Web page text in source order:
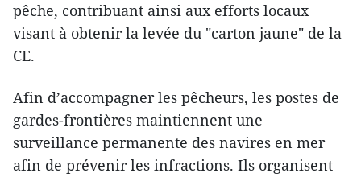
pêche, contribuant ainsi aux efforts locaux
visant à obtenir la levée du "carton jaune" de la
CE.
Afin d’accompagner les pêcheurs, les postes de
gardes-frontières maintiennent une
surveillance permanente des navires en mer
afin de prévenir les infractions. Ils organisent